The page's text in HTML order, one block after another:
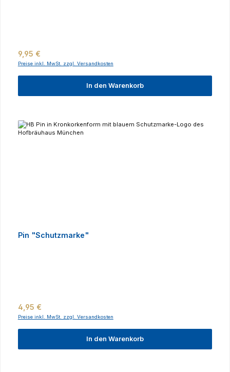
Regulärer Preis:
9,95 €
Preise inkl. MwSt. zzgl. Versandkosten
In den Warenkorb
Pin "Schutzmarke"
Regulärer Preis:
4,95 €
Preise inkl. MwSt. zzgl. Versandkosten
In den Warenkorb